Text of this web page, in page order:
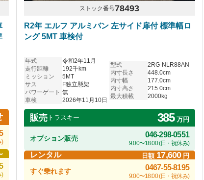
)
)
ストック番号78493
R2年 エルフ アルミバン 左サイド扉付 標準幅ロ
ング 5MT 車検付
年式
令和2年11月
走行距離
192千km
ミッション
5MT
サス
F独立懸架
パワーゲート 無
車検
2026年11月10日
型式
2RG-NLR88AN
内寸長さ
448.0cm
内寸幅
177.0cm
内寸高さ
215.0cm
最大積載
2000kg
販売トラスキー 385万円
オプション販売 046-298-0551
9:00〜18:00 (日・祝休み)
レンタル 日額 17,600円
すぐ乗れます 0467-55-8195
9:00〜18:00 (日・祝休み)